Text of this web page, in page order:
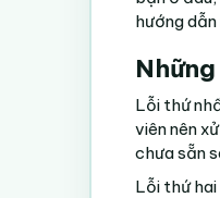
hướng
Lỗi thứ
viên nên
chưa sẵn
Lỗi thứ